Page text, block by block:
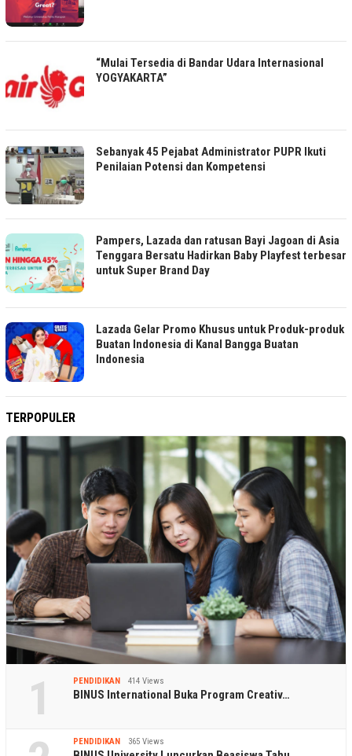
“Mulai Tersedia di Bandar Udara Internasional
YOGYAKARTA”
Sebanyak 45 Pejabat Administrator PUPR Ikuti
Penilaian Potensi dan Kompetensi
Pampers, Lazada dan ratusan Bayi Jagoan di Asia
Tenggara Bersatu Hadirkan Baby Playfest terbesar
untuk Super Brand Day
Lazada Gelar Promo Khusus untuk Produk-produk
Buatan Indonesia di Kanal Bangga Buatan
Indonesia
TERPOPULER
1 PENDIDIKAN 414 Views
BINUS International Buka Program Creativ…
PENDIDIKAN 365 Views